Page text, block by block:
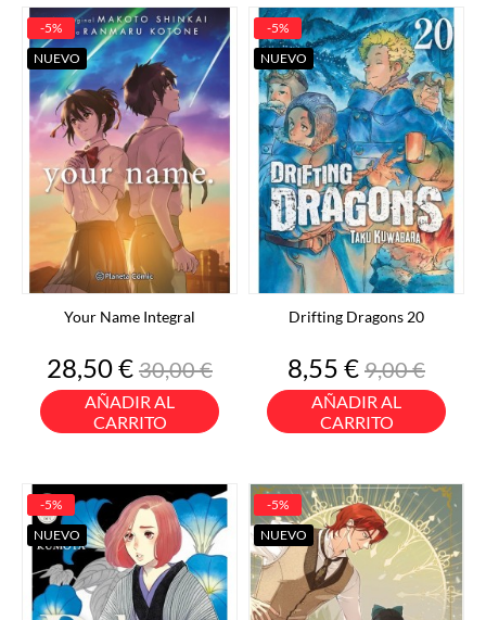
Your Name Integral
Precio
28,50 €Precio
base
30,00 €
AÑADIR AL
CARRITO
-5%
NUEVO
Drifting Dragons 20
Precio
8,55 €Precio
base
9,00 €
AÑADIR AL
CARRITO
-5%
NUEVO
-5%
NUEVO
-5%
NUEVO